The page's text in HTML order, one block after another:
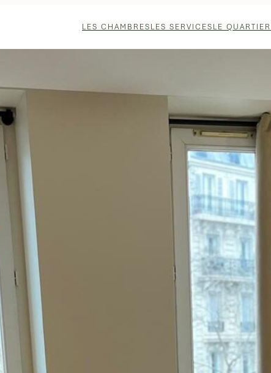
LES CHAMBRESLES SERVICESLE QUARTIER